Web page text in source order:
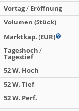
Vortag/ Eröffnung
Volumen (Stück)
Marktkap. (EUR)
Tageshoch /
Tagestief
52 W. Hoch
52 W. Tief
52 W. Perf.